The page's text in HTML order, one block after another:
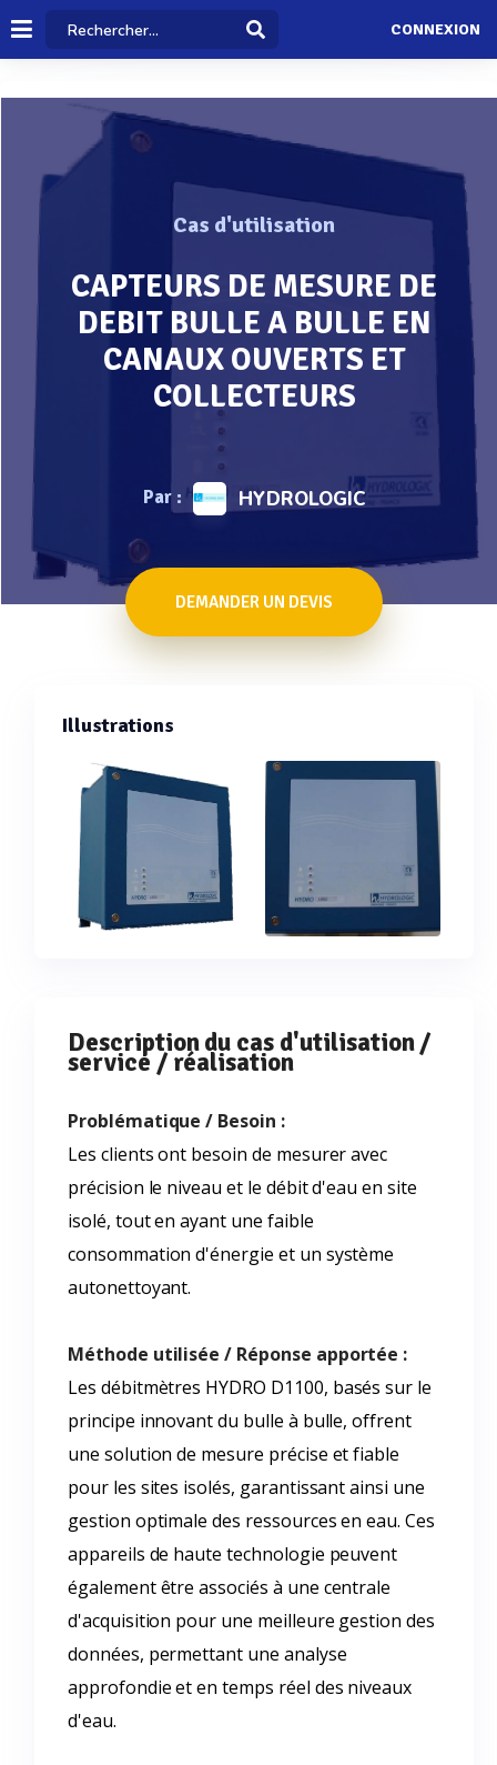
CONNEXION
Cas d'utilisation
CAPTEURS DE MESURE DE
DEBIT BULLE A BULLE EN
CANAUX OUVERTS ET
COLLECTEURS
Par : HYDROLOGIC
DEMANDER UN DEVIS
Illustrations
Description du cas d'utilisation /
service / réalisation
Problématique / Besoin :
Les clients ont besoin de mesurer avec
précision le niveau et le débit d'eau en site
isolé, tout en ayant une faible
consommation d'énergie et un système
autonettoyant.
Méthode utilisée / Réponse apportée :
Les débitmètres HYDRO D1100, basés sur le
principe innovant du bulle à bulle, offrent
une solution de mesure précise et fiable
pour les sites isolés, garantissant ainsi une
gestion optimale des ressources en eau. Ces
appareils de haute technologie peuvent
également être associés à une centrale
d'acquisition pour une meilleure gestion des
données, permettant une analyse
approfondie et en temps réel des niveaux
d'eau.